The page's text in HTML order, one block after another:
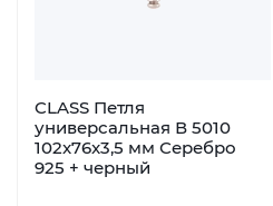
CLASS Петля
универсальная В 5010
102x76x3,5 мм Серебро
925 + черный